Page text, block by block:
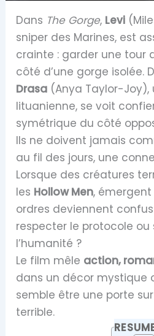
Dans The Gorge, Levi
sniper des Marines, est
crainte : garder une tour
côté d’une gorge isolée.
Drasa (Anya Taylor-Joy),
lituanienne, se voit
symétrique du côté
Ils ne doivent jamais
au fil des jours, une
Lorsque des créatures
les Hollow Men,
ordres deviennent
respecter le protocole ou
l’humanité ?
Le film mêle action,
dans un décor mystique
semble être une porte
terrible.